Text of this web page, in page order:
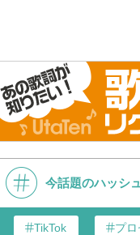
修二
今話題のハッシ
TikTok プロ